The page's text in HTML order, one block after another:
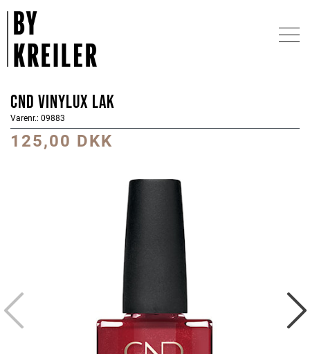
CND Vinylux Lak
Varenr.: 09883
125,00 DKK